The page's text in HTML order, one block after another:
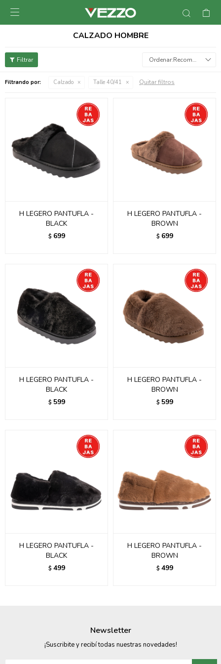

CALZADO HOMBRE
Recomendados
Filtrando por: Calzado Talle 40/41 Quitar filtros
H LEGERO PANTUFLA -
BLACK
$ 699
H LEGERO PANTUFLA -
BROWN
$ 699
H LEGERO PANTUFLA -
BLACK
$ 599
H LEGERO PANTUFLA -
BROWN
$ 599
H LEGERO PANTUFLA -
BLACK
$ 499
H LEGERO PANTUFLA -
BROWN
$ 499
Newsletter
¡Suscribite y recibí todas nuestras novedades!